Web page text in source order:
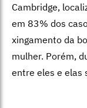
Cambridge,
em 83% dos
xingamento da
mulher. Porém,
entre eles e elas